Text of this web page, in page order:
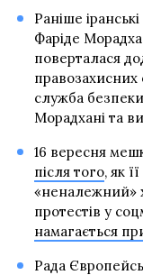
Раніше
Фаріде
поверталася
правозахисних
служба
Морадхані та
16 вересня
після того, як
«неналежний»
протестів у
намагається
Рада